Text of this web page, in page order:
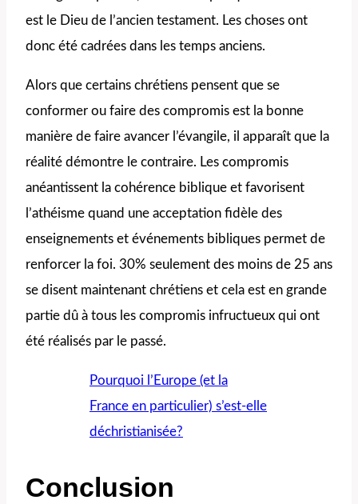
est le Dieu de l’ancien testament. Les choses ont
donc été cadrées dans les temps anciens.
Alors que certains chrétiens pensent que se
conformer ou faire des compromis est la bonne
manière de faire avancer l’évangile, il apparaît que la
réalité démontre le contraire. Les compromis
anéantissent la cohérence biblique et favorisent
l’athéisme quand une acceptation fidèle des
enseignements et événements bibliques permet de
renforcer la foi. 30% seulement des moins de 25 ans
se disent maintenant chrétiens et cela est en grande
partie dû à tous les compromis infructueux qui ont
été réalisés par le passé.
Pourquoi l’Europe (et la
France en particulier) s’est-elle
déchristianisée?
Conclusion